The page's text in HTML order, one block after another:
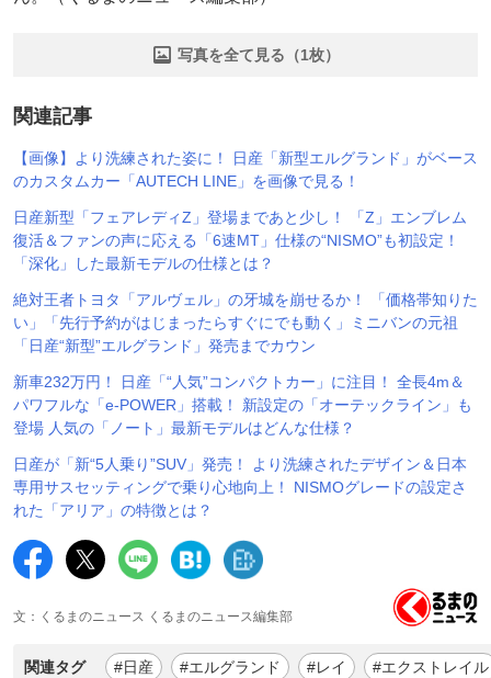
写真を全て見る（1枚）
関連記事
【画像】より洗練された姿に！ 日産「新型エルグランド」がベース
のカスタムカー「AUTECH LINE」を画像で見る！
日産新型「フェアレディZ」登場まであと少し！ 「Z」エンブレム
復活＆ファンの声に応える「6速MT」仕様の“NISMO”も初設定！
「深化」した最新モデルの仕様とは？
絶対王者トヨタ「アルヴェル」の牙城を崩せるか！ 「価格帯知りた
い」「先行予約がはじまったらすぐにでも動く」ミニバンの元祖
「日産“新型”エルグランド」発売までカウン
新車232万円！ 日産「“人気”コンパクトカー」に注目！ 全長4m＆
パワフルな「e-POWER」搭載！ 新設定の「オーテックライン」も
登場 人気の「ノート」最新モデルはどんな仕様？
日産が「新“5人乗り”SUV」発売！ より洗練されたデザイン＆日本
専用サスセッティングで乗り心地向上！ NISMOグレードの設定さ
れた「アリア」の特徴とは？
文：くるまのニュース くるまのニュース編集部
関連タグ #日産 #エルグランド #レイ #エクストレイル